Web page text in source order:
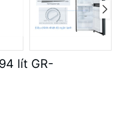
lít GR-